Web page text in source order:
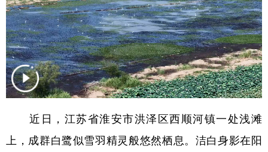
近日，江苏省淮安市洪泽区西顺河镇一处浅滩
上，成群白鹭似雪羽精灵般悠然栖息。洁白身影在阳